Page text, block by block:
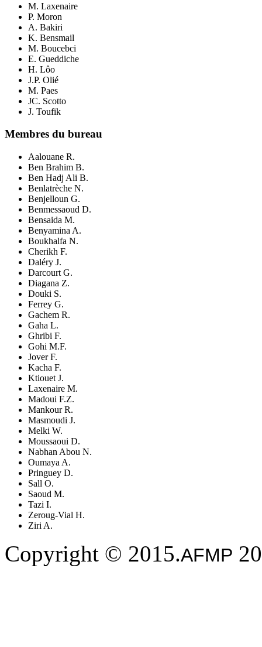
M. Laxenaire
P. Moron
A. Bakiri
K. Bensmail
M. Boucebci
E. Gueddiche
H. Lôo
J.P. Olié
M. Paes
JC. Scotto
J. Toufik
Membres du bureau
Aalouane R.
Ben Brahim B.
Ben Hadj Ali B.
Benlatrèche N.
Benjelloun G.
Benmessaoud D.
Bensaida M.
Benyamina A.
Boukhalfa N.
Cherikh F.
Daléry J.
Darcourt G.
Diagana Z.
Douki S.
Ferrey G.
Gachem R.
Gaha L.
Ghribi F.
Gohi M.F.
Jover F.
Kacha F.
Ktiouet J.
Laxenaire M.
Madoui F.Z.
Mankour R.
Masmoudi J.
Melki W.
Moussaoui D.
Nabhan Abou N.
Oumaya A.
Pringuey D.
Sall O.
Saoud M.
Tazi I.
Zeroug-Vial H.
Ziri A.
Copyright © 2015.AFMP